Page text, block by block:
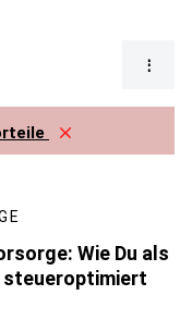
Wie Du als
steueroptimiert